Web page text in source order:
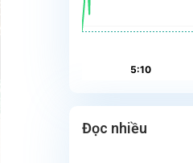
Đọc nhiều